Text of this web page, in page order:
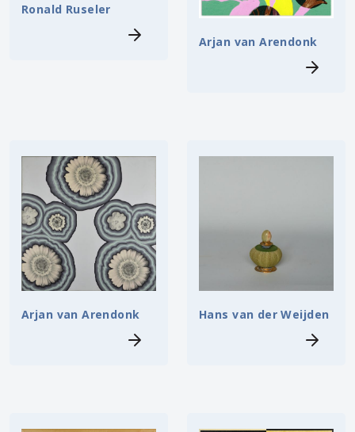
Ronald Ruseler
Arjan van Arendonk
Arjan van Arendonk Hans van der Weijden